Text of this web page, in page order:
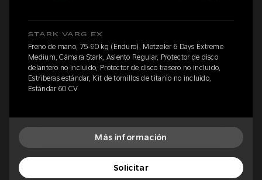
STARK VARG EX
Freno de mano, 75-90 kg (Enduro), Metzeler 6 Days Extreme
Medium, Cámara Stark, Asiento Regular, Protector de disco
delantero no incluido, Protector de disco trasero no incluido,
Estriberas estándar, Kit de tornillos de titanio no incluido,
Estándar 60 CV
Más información
Solicitar